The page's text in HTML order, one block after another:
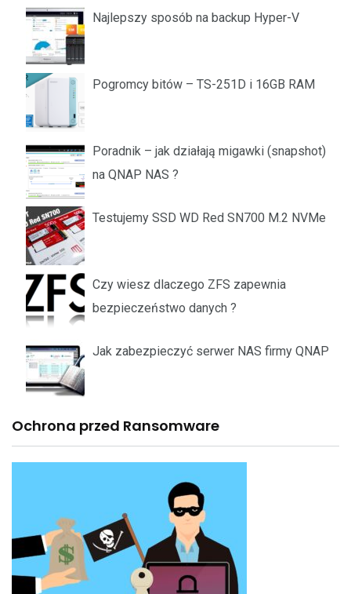
Najlepszy sposób na backup Hyper-V
Pogromcy bitów – TS-251D i 16GB RAM
Poradnik – jak działają migawki (snapshot)
na QNAP NAS ?
Testujemy SSD WD Red SN700 M.2 NVMe
Czy wiesz dlaczego ZFS zapewnia
bezpieczeństwo danych ?
Jak zabezpieczyć serwer NAS firmy QNAP
Ochrona przed Ransomware